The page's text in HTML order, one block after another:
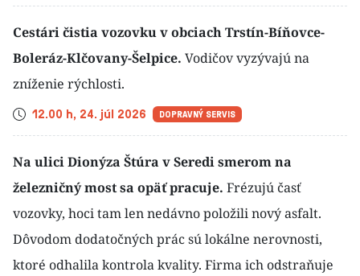
Čas
12.00 h, 24. júl 2026 DOPRAVNÝ SERVIS
Cestári čistia vozovku v obciach Trstín-Bíňovce-
Boleráz-Klčovany-Šelpice. Vodičov vyzývajú na
zníženie rýchlosti.
Na ulici Dionýza Štúra v Seredi smerom na
železničný most sa opäť pracuje. Frézujú časť
vozovky, hoci tam len nedávno položili nový asfalt.
Dôvodom dodatočných prác sú lokálne nerovnosti,
ktoré odhalila kontrola kvality. Firma ich odstraňuje